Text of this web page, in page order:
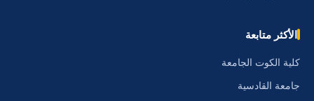
الأكثر متابعة
كلية الكوت الجامعة
جامعة القادسية